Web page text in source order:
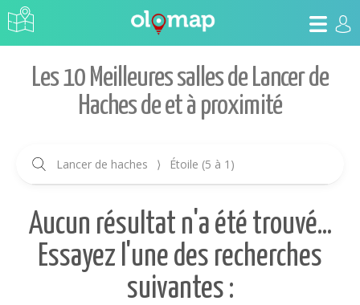
Les 10 Meilleures salles de Lancer de
Haches de et à proximité
Lancer de haches ⟩ Étoile (5 à 1)
Aucun résultat n'a été trouvé...
Essayez l'une des recherches
suivantes :